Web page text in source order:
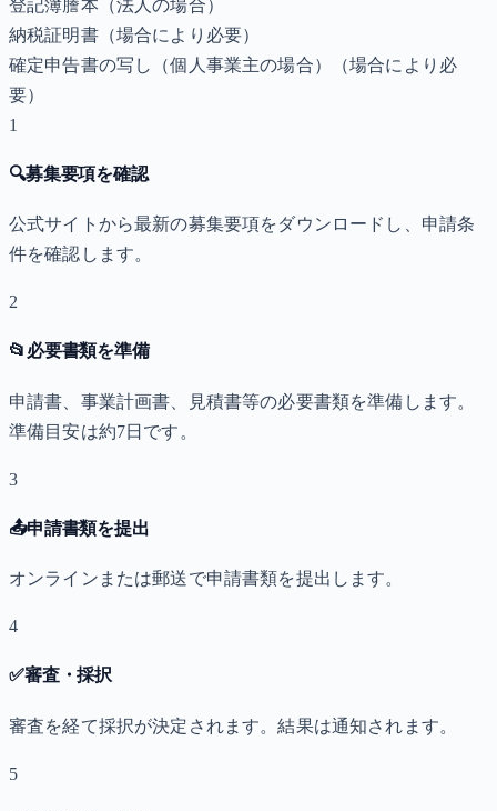
登記簿謄本（法人の場合）
納税証明書（場合により必要）
確定申告書の写し（個人事業主の場合）
（場合により必
要）
1
🔍募集要項を確認
公式サイトから最新の募集要項をダウンロードし、申請条
件を確認します。
2
📂 必要書類を準備
申請書、事業計画書、見積書等の必要書類を準備します。
準備目安は約7日です。
3
📤申請書類を提出
オンラインまたは郵送で申請書類を提出します。
4
✅審査・採択
審査を経て採択が決定されます。結果は通知されます。
5